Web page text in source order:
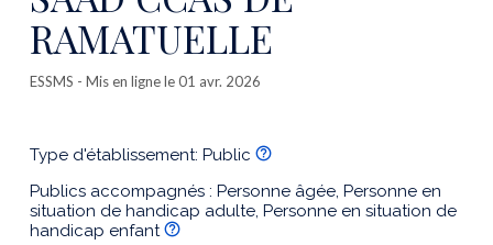
RAMATUELLE
ESSMS - Mis en ligne le 01 avr. 2026
Type d'établissement: Public
Publics accompagnés : Personne âgée, Personne en
situation de handicap adulte, Personne en situation de
handicap enfant